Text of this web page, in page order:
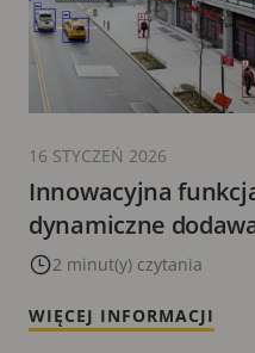
Innowacyjna
dynamiczne
warstw informacji
2 minut(y) czytania
16 STYCZEŃ 2026
WIĘCEJ INFORMACJI